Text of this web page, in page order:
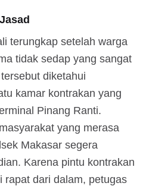
terungkap setelah warga
tidak sedap yang sangat
diketahui
kamar kontrakan yang
Pinang Ranti.
yang merasa
Makasar segera
Karena pintu kontrakan
rapat dari dalam, petugas